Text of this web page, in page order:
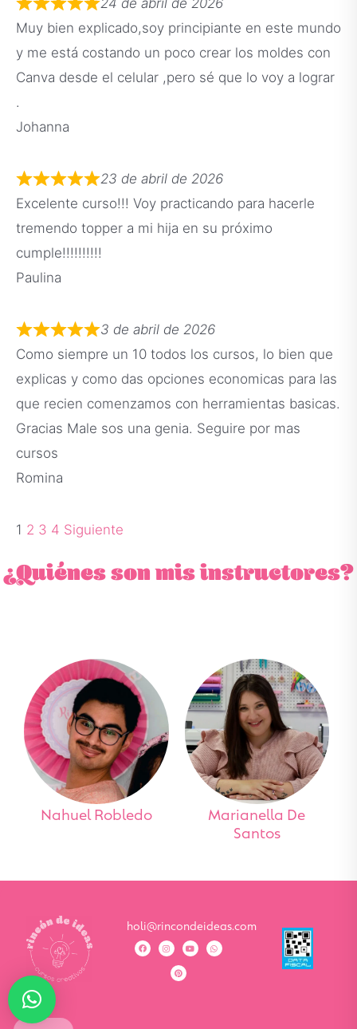
24 de abril de 2026
Muy bien explicado,soy principiante en este mundo
y me está costando un poco crear los moldes con
Canva desde el celular ,pero sé que lo voy a lograr
.
Johanna
23 de abril de 2026
Excelente curso!!! Voy practicando para hacerle
tremendo topper a mi hija en su próximo
cumple!!!!!!!!!!
Paulina
3 de abril de 2026
Como siempre un 10 todos los cursos, lo bien que
explicas y como das opciones economicas para las
que recien comenzamos con herramientas basicas.
Gracias Male sos una genia. Seguire por mas
cursos
Romina
1 2 3 4 Siguiente
¿Quiénes son mis instructores?
Nahuel Robledo
Marianella De
Santos
holi@rincondeideas.com